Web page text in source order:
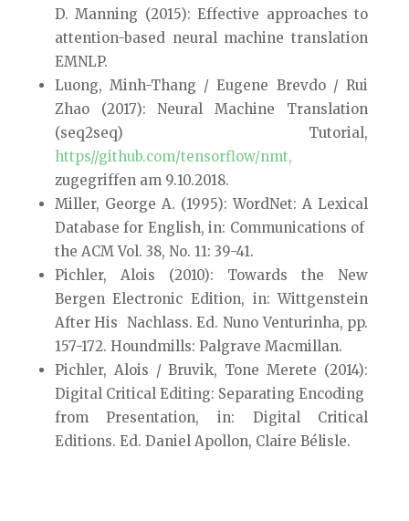
D. Manning (2015): Effective approaches to
attention-based neural machine translation
EMNLP.
Luong, Minh-Thang / Eugene Brevdo / Rui
Zhao (2017): Neural Machine Translation
(seq2seq) Tutorial,
https//github.com/tensorflow/nmt,
zugegriffen am 9.10.2018.
Miller, George A. (1995): WordNet: A Lexical
Database for English, in: Communications of
the ACM Vol. 38, No. 11: 39-41.
Pichler, Alois (2010): Towards the New
Bergen Electronic Edition, in: Wittgenstein
After His Nachlass. Ed. Nuno Venturinha, pp.
157-172. Houndmills: Palgrave Macmillan.
Pichler, Alois / Bruvik, Tone Merete (2014):
Digital Critical Editing: Separating Encoding
from Presentation, in: Digital Critical
Editions. Ed. Daniel Apollon, Claire Bélisle.